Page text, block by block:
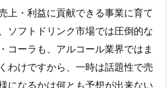
上・利益に貢献できる事業に育て
ソフトドリンク市場では圧倒的な
コーラも、アルコール業界ではま
わけですから、一時は話題性で売
になるかは何とも予想が出来ない